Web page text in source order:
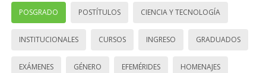
POSGRADO POSTÍTULOS CIENCIA Y TECNOLOGÍA
INSTITUCIONALES CURSOS INGRESO GRADUADOS
EXÁMENES GÉNERO EFEMÉRIDES HOMENAJES